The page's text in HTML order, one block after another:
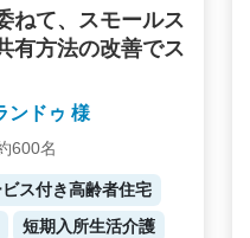
ねて、スモールス
有方法の改善でス
ンドゥ 様
600名
ス付き高齢者住宅
短期入所生活介護